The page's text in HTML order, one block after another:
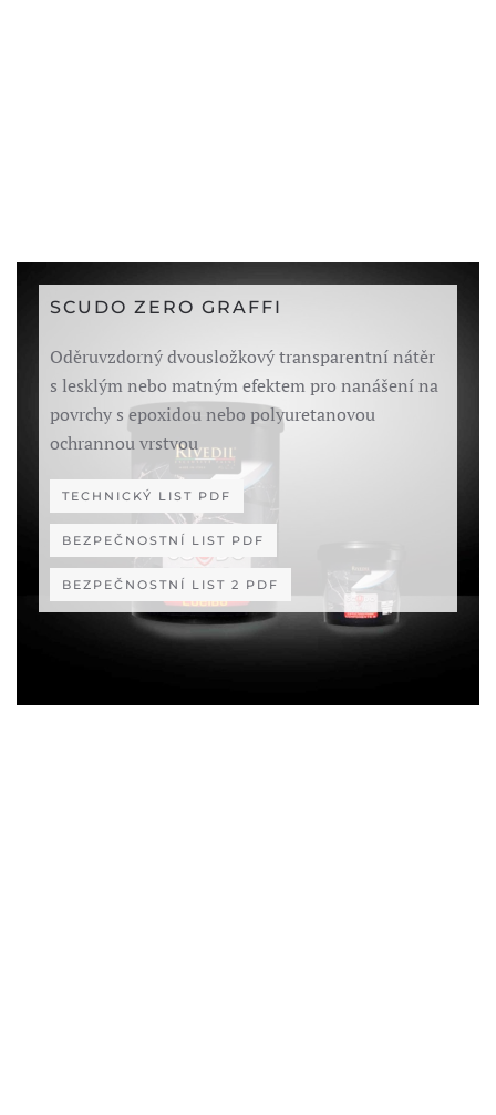
SCUDO ZERO GRAFFI
Oděruvzdorný dvousložkový transparentní nátěr
s lesklým nebo matným efektem pro nanášení na
povrchy s epoxidou nebo polyuretanovou
ochrannou vrstvou
TECHNICKÝ LIST PDF
BEZPEČNOSTNÍ LIST PDF
BEZPEČNOSTNÍ LIST 2 PDF